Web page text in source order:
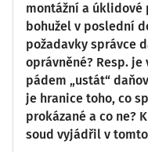
montážní a úklidové
bohužel v poslední
požadavky správce
oprávněné? Resp.
pádem „ustát“
je hranice toho, co
prokázané a co ne?
soud vyjádřil v